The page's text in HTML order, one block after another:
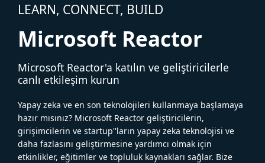
LEARN, CONNECT, BUILD
Microsoft Reactor
Microsoft Reactor'a katılın ve geliştiricilerle
canlı etkileşim kurun
Yapay zeka ve en son teknolojileri kullanmaya başlamaya
hazır mısınız? Microsoft Reactor geliştiricilerin,
girişimcilerin ve startup''ların yapay zeka teknolojisi ve
daha fazlasını geliştirmesine yardımcı olmak için
etkinlikler, eğitimler ve topluluk kaynakları sağlar. Bize